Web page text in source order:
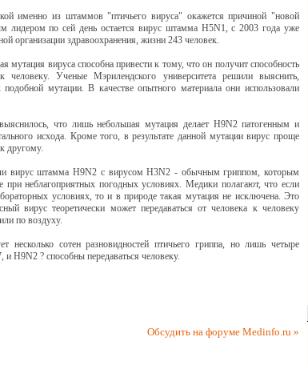
именно из штаммов "птичьего вируса" окажется причиной "новой
лидером по сей день остается вирус штамма H5N1, с 2003 года уже
организации здравоохранения, жизни 243 человек.
мутация вируса способна привести к тому, что он получит способность
человеку. Ученые Мэрилендского университета решили выяснить,
мутации. В качестве опытного материала они использовали
выяснилось, что лишь небольшая мутация делает H9N2 патогенным и
исхода. Кроме того, в результате данной мутации вирус проще
другому.
вирус штамма H9N2 с вирусом H3N2 - обычным гриппом, которым
при неблагоприятных погодных условиях. Медики полагают, что если
условиях, то и в природе такая мутация не исключена. Это
вирус теоретически может передаваться от человека к человеку
по воздуху.
сотен разновидностей птичьего гриппа, но лишь четыре
H9N2 ? способны передаваться человеку.
Обсудить на форуме Medinfo.ru »